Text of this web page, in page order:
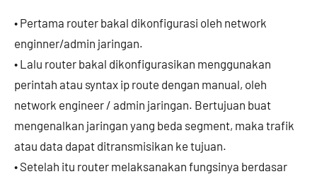
• Pertama router bakal dikonfigurasi oleh network
enginner/admin jaringan.
• Lalu router bakal dikonfigurasikan menggunakan
perintah atau syntax ip route dengan manual, oleh
network engineer / admin jaringan. Bertujuan buat
mengenalkan jaringan yang beda segment, maka trafik
atau data dapat ditransmisikan ke tujuan.
• Setelah itu router melaksanakan fungsinya berdasar